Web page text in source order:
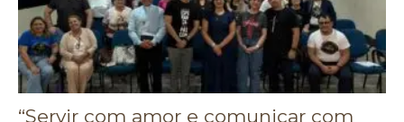
“Servir com amor e comunicar com